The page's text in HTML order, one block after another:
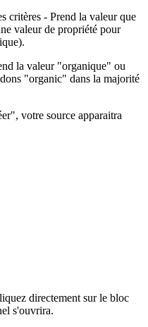
critères - Prend la valeur que
valeur de propriété pour
la valeur "organique" ou
"organic" dans la majorité
votre source apparaitra
directement sur le bloc
s'ouvrira.